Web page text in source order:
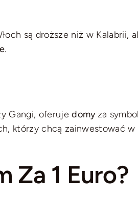
są droższe niż w Kalabrii,
.
Gangi, oferujedomy za
którzy chcą zainwestować w
Za 1 Euro?